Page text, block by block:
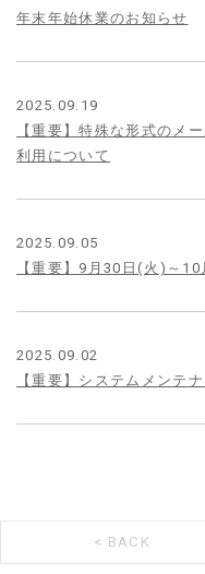
年末年始休業のお知らせ
2025.09.19
【重要】特殊な形式のメ
利用について
2025.09.05
【重要】9月30日(火)～
2025.09.02
【重要】システムメンテ
< BACK